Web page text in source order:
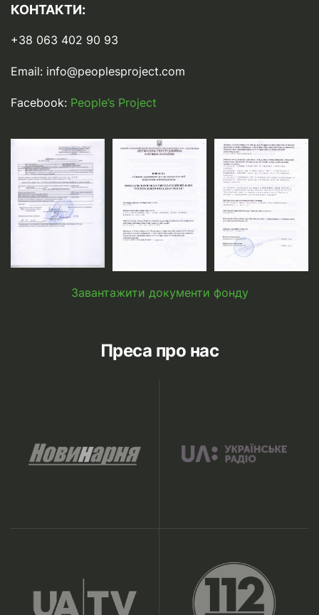
КОНТАКТИ:
+38 063 402 90 93
Email: info@peoplesproject.com
Facebook: People’s Project
Завантажити документи фонду
Преса про нас